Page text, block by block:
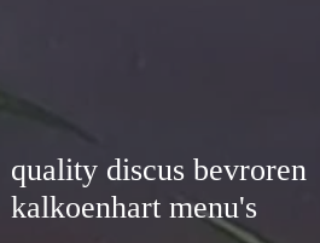
quality discus bevroren
kalkoenhart menu's